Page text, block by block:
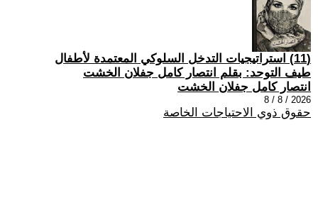
(11) استراتيجيات التدخل السلوكي المعتمدة لأطفال
طيف التوحد: بقلم انتصار كامل جفلان الخشت
انتصار كامل جفلان الخشت
2026 / 8 / 8
حقوق ذوي الاحتياجات الخاصة